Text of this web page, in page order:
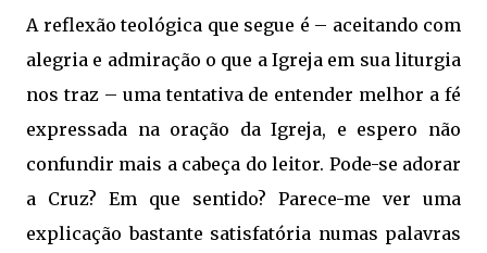
A reflexão teológica que segue é – aceitando com
alegria e admiração o que a Igreja em sua liturgia
nos traz – uma tentativa de entender melhor a fé
expressada na oração da Igreja, e espero não
confundir mais a cabeça do leitor. Pode-se adorar
a Cruz? Em que sentido? Parece-me ver uma
explicação bastante satisfatória numas palavras